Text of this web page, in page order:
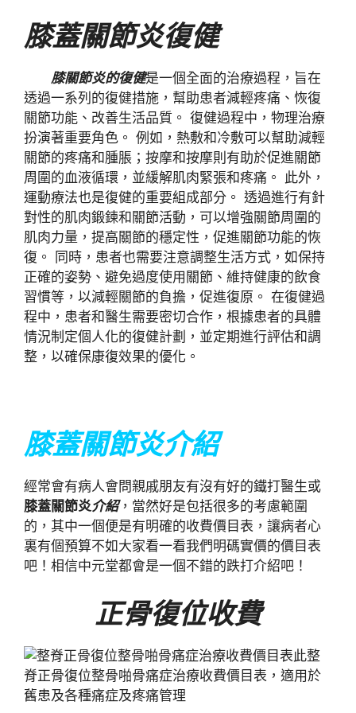
膝蓋關節炎復健
膝關節炎的復健是一個全面的治療過程，旨在
透過一系列的復健措施，幫助患者減輕疼痛、恢復
關節功能、改善生活品質。 復健過程中，物理治療
扮演著重要角色。 例如，熱敷和冷敷可以幫助減輕
關節的疼痛和腫脹；按摩和按摩則有助於促進關節
周圍的血液循環，並緩解肌肉緊張和疼痛。 此外，
運動療法也是復健的重要組成部分。 透過進行有針
對性的肌肉鍛鍊和關節活動，可以增強關節周圍的
肌肉力量，提高關節的穩定性，促進關節功能的恢
復。 同時，患者也需要注意調整生活方式，如保持
正確的姿勢、避免過度使用關節、維持健康的飲食
習慣等，以減輕關節的負擔，促進復原。 在復健過
程中，患者和醫生需要密切合作，根據患者的具體
情況制定個人化的復健計劃，並定期進行評估和調
整，以確保康復效果的優化。
膝蓋關節炎介紹
經常會有病人會問親戚朋友有沒有好的鐵打醫生或
膝蓋關節炎介紹，當然好是包括很多的考慮範圍
的，其中一個便是有明確的收費價目表，讓病者心
裏有個預算不如大家看一看我們明碼實價的價目表
吧！相信中元堂都會是一個不錯的跌打介紹吧！
正骨復位收費